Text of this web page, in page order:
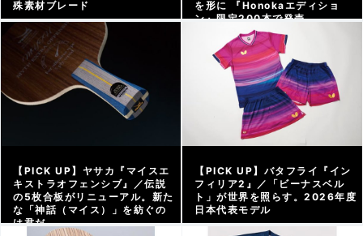
殊素材ブレード
アーカイブ | 2026/08/07
を形に 『Honokaエディショ
ン』限定200本で発売
アーカイブ |
【PICK UP】ヤサカ『マイスエ
キストラオフェンシブ』／伝説
の5枚合板がリニューアル。新た
な「神話（マイス）」を紡ぐの
は君だ
【PICK UP】バタフライ『イン
フィリア2』／「ビーナスベル
ト」が世界を照らす。2026年度
日本代表モデル
アーカイブ |